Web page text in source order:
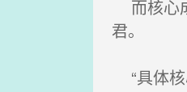
而核心
君。
“具体核